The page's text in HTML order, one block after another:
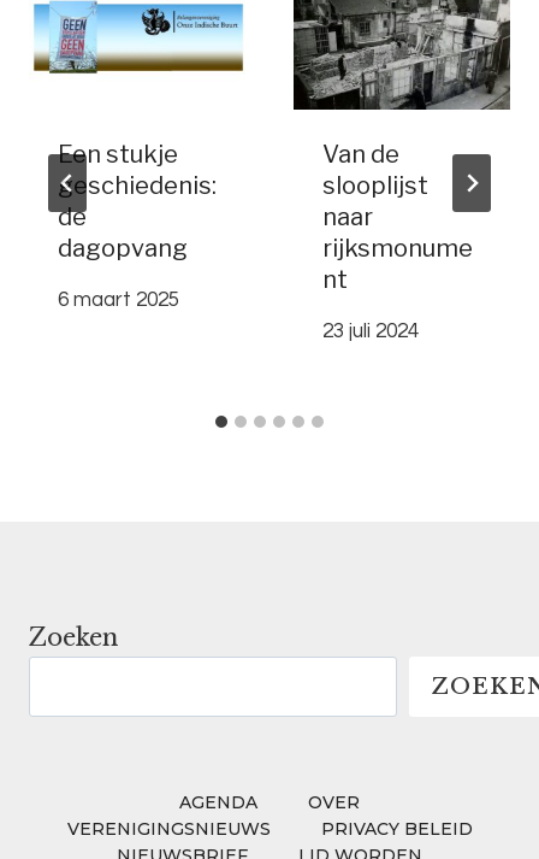
Een stukje
geschiedenis:
de
dagopvang
6 maart 2025
Van de
slooplijst
naar
rijksmonume
nt
23 juli 2024
Zoeken
AGENDA
OVER
VERENIGINGSNIEUWS
PRIVACY BELEID